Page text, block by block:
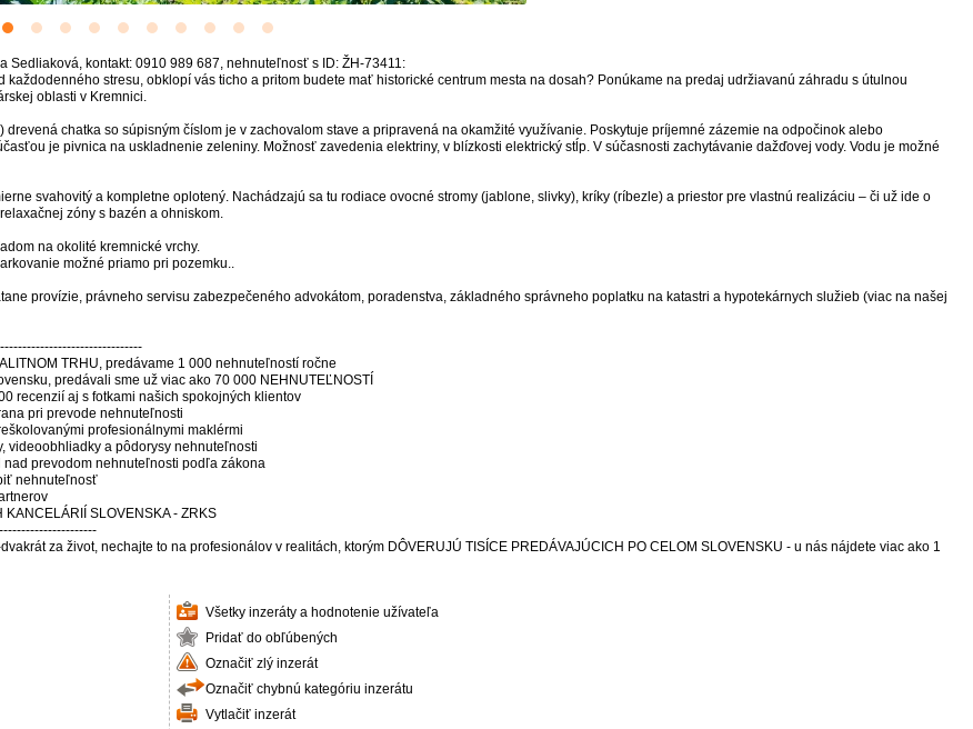
Sedliaková, kontakt: 0910 989 687, nehnuteľnosť s ID: ŽH-73411:
každodenného stresu, obklopí vás ticho a pritom budete mať historické centrum mesta na dosah? Ponúkame na predaj udržiavanú záhradu s útulnou
oblasti v Kremnici.
chatka so súpisným číslom je v zachovalom stave a pripravená na okamžité využívanie. Poskytuje príjemné zázemie na odpočinok alebo
je pivnica na uskladnenie zeleniny. Možnosť zavedenia elektriny, v blízkosti elektrický stĺp. V súčasnosti zachytávanie dažďovej vody. Vodu je možné
svahovitý a kompletne oplotený. Nachádzajú sa tu rodiace ovocné stromy (jablone, slivky), kríky (ríbezle) a priestor pre vlastnú realizáciu – či už ide o
zóny s bazén a ohniskom.
na okolité kremnické vrchy.
možné priamo pri pozemku..
provízie, právneho servisu zabezpečeného advokátom, poradenstva, základného správneho poplatku na katastri a hypotekárnych služieb (viac na našej
TRHU, predávame 1 000 nehnuteľností ročne
predávali sme už viac ako 70 000 NEHNUTEĽNOSTÍ
recenzií aj s fotkami našich spokojných klientov
pri prevode nehnuteľnosti
profesionálnymi maklérmi
videoobhliadky a pôdorysy nehnuteľnosti
prevodom nehnuteľnosti podľa zákona
nehnuteľnosť
SLOVENSKA - ZRKS
za život, nechajte to na profesionálov v realitách, ktorým DÔVERUJÚ TISÍCE PREDÁVAJÚCICH PO CELOM SLOVENSKU - u nás nájdete viac ako 1
Všetky inzeráty a hodnotenie užívateľa
Pridať do obľúbených
Označiť zlý inzerát
Označiť chybnú kategóriu inzerátu
Vytlačiť inzerát